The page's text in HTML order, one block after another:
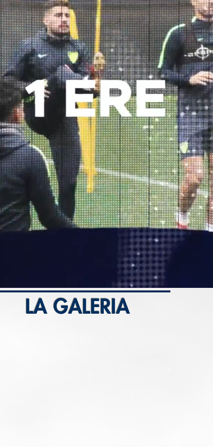
LA GALERIA